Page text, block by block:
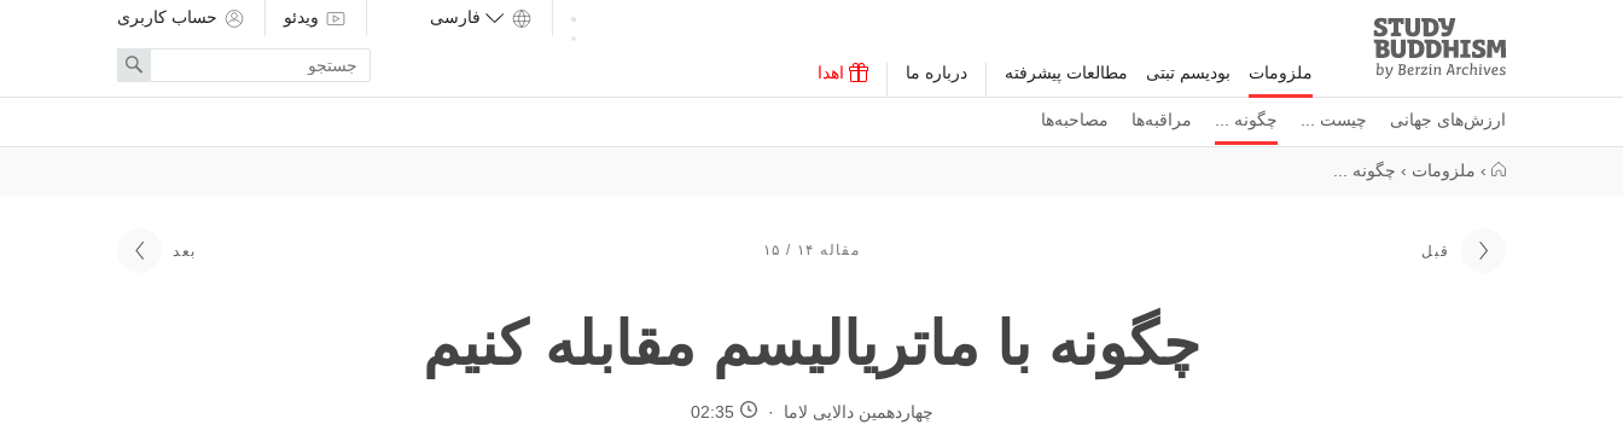
Study
Buddhism
Home
ملزومات
ارزش‌های جهانی چیست ... چگونه ... مراقبه‌ها مصاحبه‌ها
بودیسم تبتی مطالعات پیشرفته درباره ما اهدا
ویدئو حساب کاربری
search
term
Search
› ملزومات › چگونه ...
قبل مقاله ۱۴ / ۱۵ بعد
چگونه با ماتریالیسم مقابله کنیم
چهاردهمین دالایی لاما 02:35